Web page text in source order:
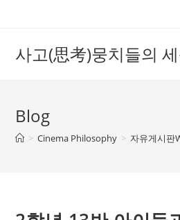
사고(思考)뭉치들의
Blog
> Cinema Philosophy > 자유게시판